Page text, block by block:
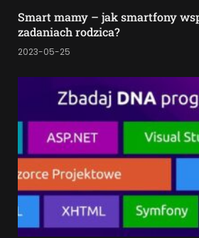
Smart mamy – jak smartfony
zadaniach rodzica?
2023-05-25